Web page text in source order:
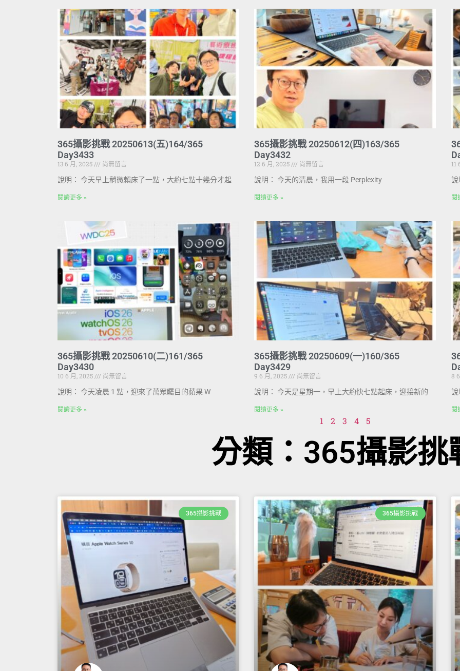
365攝影挑戰 20250613(五)164/365
Day3433
13 6 月, 2025
尚無留言
說明： 今天早上稍微賴床了一點，大約七點十幾分才起
閱讀更多 »
365攝影挑戰 20250612(四)163/365
Day3432
12 6 月, 2025
尚無留言
說明： 今天的清晨，我用一段 Perplexity
閱讀更多 »
11
說
閱
365攝影挑戰 20250610(二)161/365
Day3430
10 6 月, 2025
尚無留言
說明： 今天凌晨 1 點，迎來了萬眾矚目的蘋果 W
閱讀更多 »
365攝影挑戰 20250609(一)160/365
Day3429
9 6 月, 2025
尚無留言
說明： 今天是星期一，早上大約快七點起床，迎接新的
閱讀更多 »
8
說
閱
1 2 3 4 5
分類：365攝影挑
365攝影挑戰 365攝影挑戰